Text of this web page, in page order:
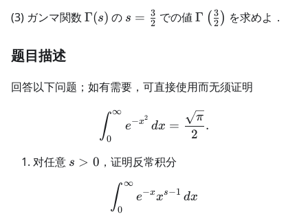
(3) ガンマ関数 \Gamma(s)
Γ(s) の s =
s = 2
3 での値\Gamma
\right)
Γ ( 2
3 ) を求めよ．
题目描述
回答以下问题；如有需要，可直接使用而无须证明
\int_0^\infty e^{-
∫0
∞
e−x2
dx =
2
π
.
对任意 s>0
s > 0 ，证明反常积分
\int_0^\infty e^{-x}x^{s-
∫0
∞
e−xxs−1 dx